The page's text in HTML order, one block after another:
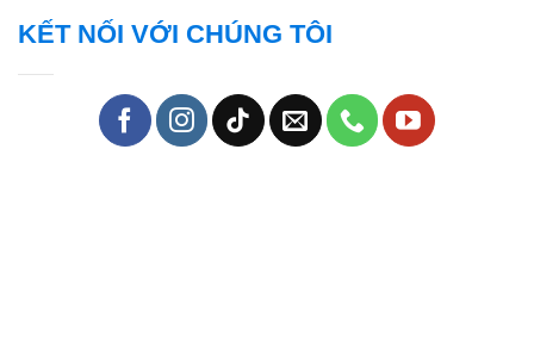
KẾT NỐI VỚI CHÚNG TÔI